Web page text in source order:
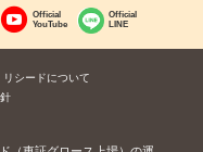
Official
YouTube
Official
LINE
リシードについて